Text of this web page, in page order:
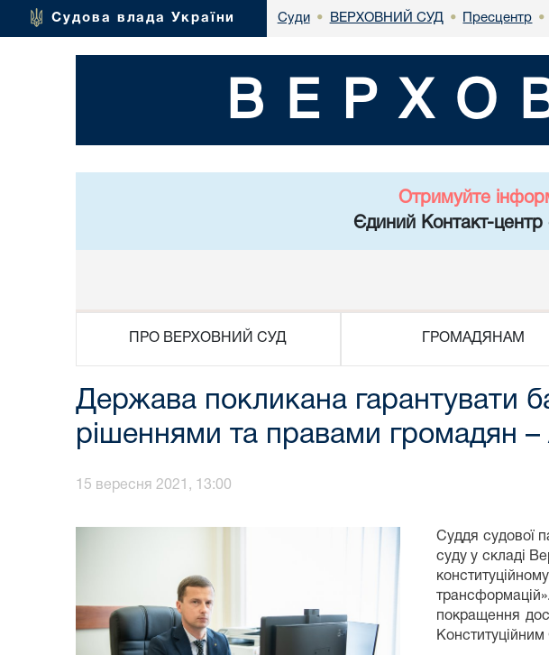
Судова влада України Суди • ВЕРХОВНИЙ СУД • Пресцентр •
Отримуйте
Єдиний Контакт-центр
ПРО ВЕРХОВНИЙ СУД ГРОМАДЯНАМ
Держава покликана гарантувати
рішеннями та правами громадян
15 вересня 2021, 13:00
Суддя судової
суду у складі
покращення